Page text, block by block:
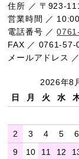
住所 ／ 〒923-
営業時間 ／
電話番号 ／
FAX ／ 0761-57-
メールアドレス
2026年8
日
月 火 水
2
3 4 5 6
9
10 11 12